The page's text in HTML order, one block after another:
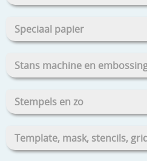
Speciaal papier
Stans machine en
Stempels en zo
Template, mask, stencils,